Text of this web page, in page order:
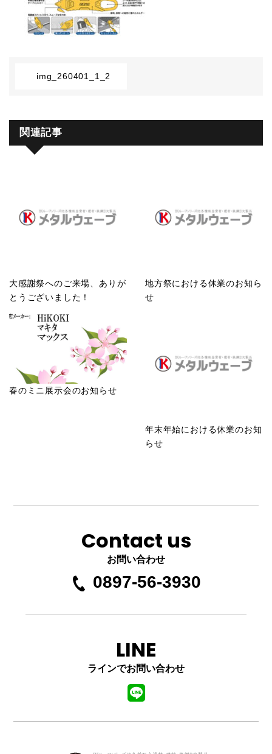
img_260401_1_2
関連記事
大感謝祭へのご来場、ありが
とうございました！
地方祭における休業のお知ら
せ
春のミニ展示会のお知らせ
年末年始における休業のお知
らせ
Contact us
お問い合わせ
0897-56-3930
LINE
ラインでお問い合わせ